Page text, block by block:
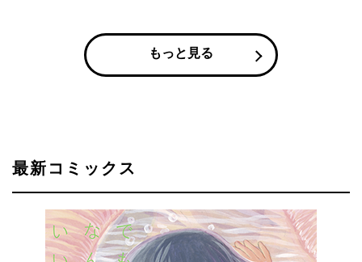
最新コミックス
もっと見る